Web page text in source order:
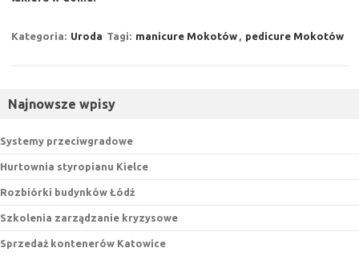
Kategoria: Uroda Tagi: manicure Mokotów , pedicure Mokotów
Najnowsze wpisy
Systemy przeciwgradowe
Hurtownia styropianu Kielce
Rozbiórki budynków Łódź
Szkolenia zarządzanie kryzysowe
Sprzedaż kontenerów Katowice